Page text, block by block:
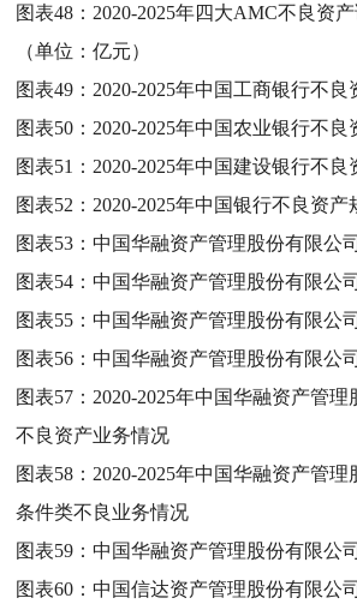
图表48： 2020-2025年四大AMC不良资
（单位：亿元）
图表49： 2020-2025年中国工商银行不
图表50： 2020-2025年中国农业银行不
图表51： 2020-2025年中国建设银行不
图表52： 2020-2025年中国银行不良资产
图表53：中国华融资产管理股份有限公
图表54：中国华融资产管理股份有限公
图表55：中国华融资产管理股份有限公
图表56：中国华融资产管理股份有限公
图表57： 2020-2025年中国华融资产管
不良资产业务情况
图表58： 2020-2025年中国华融资产管
条件类不良业务情况
图表59：中国华融资产管理股份有限公
图表60：中国信达资产管理股份有限公